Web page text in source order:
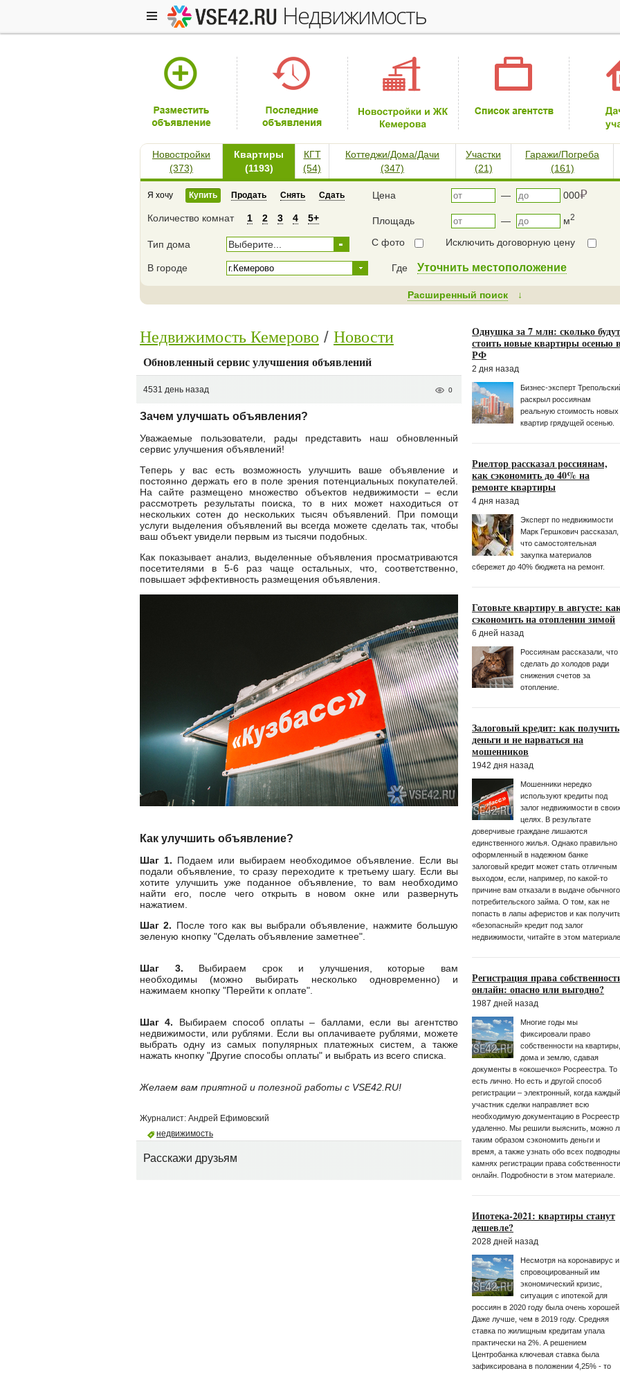
недвижимость
Новостройки
(373)
Квартиры
(1193)
КГТ
(54)
Коттеджи/Дома/Дачи
(347)
Участки
(21)
Гаражи/Погреба
(161)
Я хочу Купить Продать Снять Сдать Цена — 000⃏
Количество комнат 1 2 3 4 5+ Площадь — м2
Тип дома Выберите... С фото Исключить договорную цену
В городе Где Уточнить местоположение
Расширенный поиск ↓
Недвижимость Кемерово Новости
Обновленный сервис улучшения объявлений
0
4531 день назад
Зачем улучшать объявления?
Уважаемые пользователи, рады представить наш обновленный
сервис улучшения объявлений!
Теперь у вас есть возможность улучшить ваше объявление и
постоянно держать его в поле зрения потенциальных покупателей.
На сайте размещено множество объектов недвижимости – если
рассмотреть результаты поиска, то в них может находиться от
нескольких сотен до нескольких тысяч объявлений. При помощи
услуги выделения объявлений вы всегда можете сделать так, чтобы
ваш объект увидели первым из тысячи подобных.
Как показывает анализ, выделенные объявления просматриваются
посетителями в 5-6 раз чаще остальных, что, соответственно,
повышает эффективность размещения объявления.
Как улучшить объявление?
Шаг 1. Подаем или выбираем необходимое объявление. Если вы
подали объявление, то сразу переходите к третьему шагу. Если вы
хотите улучшить уже поданное объявление, то вам необходимо
найти его, после чего открыть в новом окне или развернуть
нажатием.
Шаг 2. После того как вы выбрали объявление, нажмите большую
зеленую кнопку "Сделать объявление заметнее".
Шаг 3. Выбираем срок и улучшения, которые вам
необходимы (можно выбирать несколько одновременно) и
нажимаем кнопку "Перейти к оплате".
Шаг 4. Выбираем способ оплаты – баллами, если вы агентство
недвижимости, или рублями. Если вы оплачиваете рублями, можете
выбрать одну из самых популярных платежных систем, а также
нажать кнопку "Другие способы оплаты" и выбрать из всего списка.
Желаем вам приятной и полезной работы с VSE42.RU!
Журналист: Андрей Ефимовский
недвижимость
Расскажи друзьям
Однушка за 7 млн: сколько будут
стоить новые квартиры осенью в
РФ
2 дня назад
Бизнес-эксперт
раскрыл россиянам
реальную стоимость новых
квартир грядущей осенью.
Риелтор рассказал россиянам,
как сэкономить до 40% на
ремонте квартиры
4 дня назад
Эксперт по недвижимости
Марк Гершкoвич рассказал,
что самостоятельная
закупка материалов
сбережет до 40% бюджета на ремонт.
Готовьте квартиру в августе:
сэкономить на отоплении зимой
6 дней назад
Россиянам рассказали, что
сделать до холодов ради
снижения счетов за
отопление.
Залоговый кредит: как получить
деньги и не нарваться на
мошенников
1942 дня назад
Мошенники нередко
используют кредиты под
залог недвижимости в своих
целях. В результате
доверчивые граждане лишаются
единственного жилья. Однако правильно
оформленный в надежном банке
залоговый кредит может стать отличным
выходом, если, например, по какой-то
причине вам отказали в выдаче обычного
потребительского займа. О том, как не
попасть в лапы аферистов и как
«безопасный» кредит под залог
недвижимости, читайте в этом материале.
Регистрация права
онлайн: опасно или выгодно?
1987 дней назад
Многие годы мы
фиксировали право
собственности на квартиры,
дома и землю, сдавая
документы в «окошечко» Росреестра. То
есть лично. Но есть и другой способ
регистрации – электронный, когда каждый
участник сделки направляет всю
необходимую документацию в Росреестр
удаленно. Мы решили выяснить, можно
таким образом сэкономить деньги и
время, а также узнать обо всех
камнях регистрации права собственности
онлайн. Подробности в этом материале.
Ипотека-2021: квартиры станут
дешевле?
2028 дней назад
Несмотря на коронавирус и
спровоцированный им
экономический кризис,
ситуация с ипотекой для
россиян в 2020 году была очень хорошей.
Даже лучше, чем в 2019 году. Средняя
ставка по жилищным кредитам упала
практически на 2%. А решением
Центробанка ключевая ставка была
зафиксирована в положении 4,25% - то